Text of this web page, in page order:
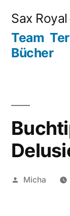
springen
Sax Royal
Team
Bücher
Micha